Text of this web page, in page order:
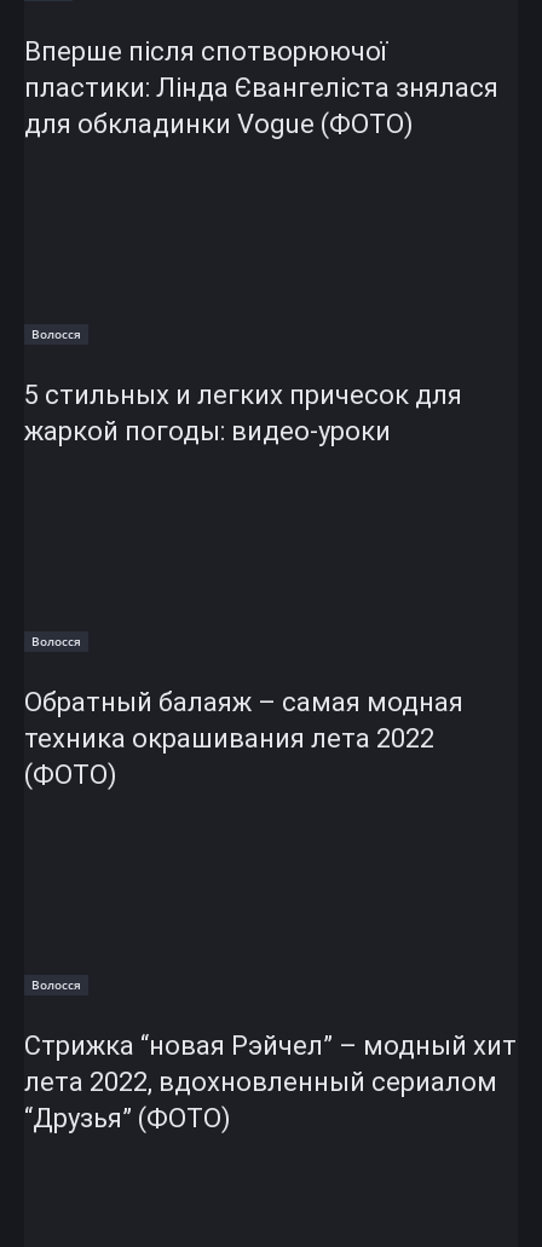
Вперше після спотворюючої
пластики: Лінда Євангеліста знялася
для обкладинки Vogue (ФОТО)
Волосся
5 стильных и легких причесок для
жаркой погоды: видео-уроки
Волосся
Обратный балаяж – самая модная
техника окрашивания лета 2022
(ФОТО)
Волосся
Стрижка “новая Рэйчел” – модный хит
лета 2022, вдохновленный сериалом
“Друзья” (ФОТО)